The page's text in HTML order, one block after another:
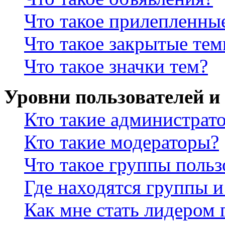
Что такое
Что такое закрытые
Что такое значки тем?
Уровни пользователей
Кто такие
Кто такие модераторы?
Что такое группы
Где находятся группы
Как мне стать лидером